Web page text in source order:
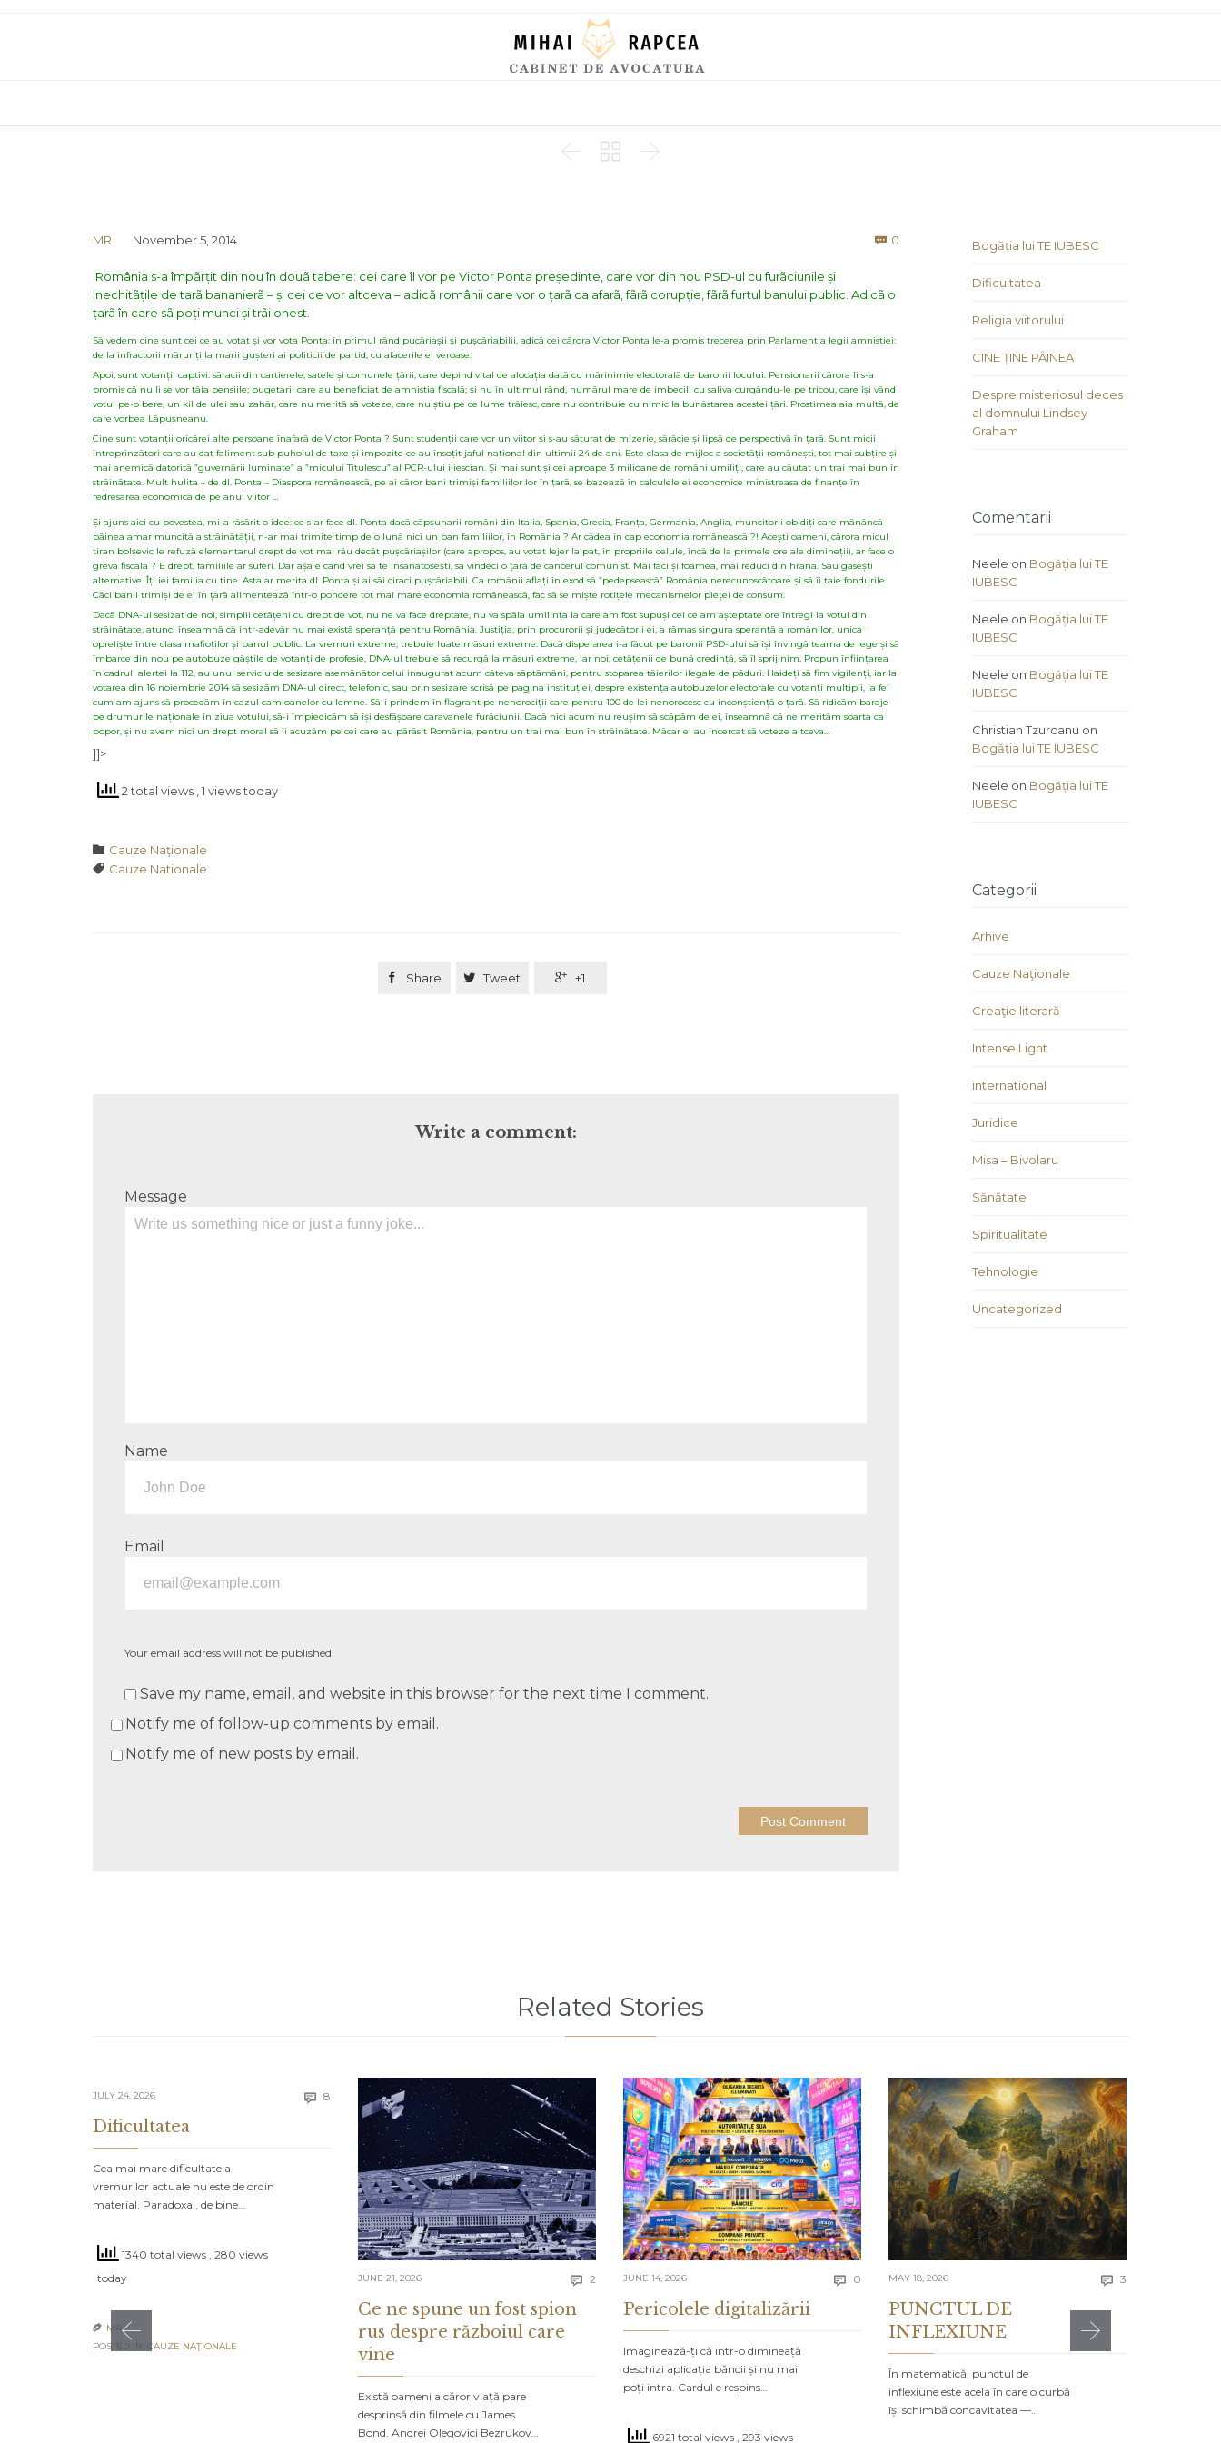
  
MR November 5, 2014  0
România s-a împãrțit din nou în douã tabere: cei care îl vor pe Victor Ponta președinte, care vor din nou PSD-ul cu furãciunile și
inechitãțile de tarã bananierã – și cei ce vor altceva – adicã românii care vor o țarã ca afarã, fãrã corupție, fãrã furtul banului public. Adicã o
țarã în care sã poți munci și trãi onest.
Sã vedem cine sunt cei ce au votat și vor vota Ponta: în primul rând pucãriașii și pușcãriabilii, adicã cei cãrora Victor Ponta le-a promis trecerea prin Parlament a legii amnistiei:
de la infractorii mãrunți la marii gușteri ai politicii de partid, cu afacerile ei veroase.
Apoi, sunt votanții captivi: sãracii din cartierele, satele și comunele țãrii, care depind vital de alocația datã cu mãrinimie electoralã de baronii locului. Pensionarii cãrora li s-a
promis cã nu li se vor tãia pensiile; bugetarii care au beneficiat de amnistia fiscalã; și nu în ultimul rând, numãrul mare de imbecili cu saliva curgându-le pe tricou, care își vând
votul pe-o bere, un kil de ulei sau zahãr, care nu meritã sã voteze, care nu știu pe ce lume trãiesc, care nu contribuie cu nimic la bunãstarea acestei țãri. Prostimea aia multã, de
care vorbea Lãpușneanu.
Cine sunt votanții oricãrei alte persoane înafarã de Victor Ponta ? Sunt studenții care vor un viitor și s-au sãturat de mizerie, sãrãcie și lipsã de perspectivã în țarã. Sunt micii
întreprinzãtori care au dat faliment sub puhoiul de taxe și impozite ce au însoțit jaful național din ultimii 24 de ani. Este clasa de mijloc a societãții românești, tot mai subțire și
mai anemicã datoritã ”guvernãrii luminate” a ”micului Titulescu” al PCR-ului iliescian. Și mai sunt și cei aproape 3 milioane de români umiliți, care au cãutat un trai mai bun în
strãinãtate. Mult hulita – de dl. Ponta – Diaspora româneascã, pe ai cãror bani trimiși familiilor lor în țarã, se bazeazã în calculele ei economice ministreasa de finanțe în
redresarea economicã de pe anul viitor …
Și ajuns aici cu povestea, mi-a rãsãrit o idee: ce s-ar face dl. Ponta dacã cãpșunarii români din Italia, Spania, Grecia, Franța, Germania, Anglia, muncitorii obidiți care mãnâncã
pâinea amar muncitã a strãinãtãții, n-ar mai trimite timp de o lunã nici un ban familiilor, în România ? Ar cãdea în cap economia româneascã ?! Acești oameni, cãrora micul
tiran bolșevic le refuzã elementarul drept de vot mai rãu decât pușcãriașilor (care apropos, au votat lejer la pat, în propriile celule, încã de la primele ore ale dimineții), ar face o
grevã fiscalã ? E drept, familiile ar suferi. Dar așa e când vrei sã te însãnãtoșești, sã vindeci o țarã de cancerul comunist. Mai faci și foamea, mai reduci din hranã. Sau gãsești
alternative. Îți iei familia cu tine. Asta ar merita dl. Ponta și ai sãi ciraci pușcãriabili. Ca românii aflați în exod sã ”pedepseascã” România nerecunoscãtoare și sã îi taie fondurile.
Cãci banii trimiși de ei în țarã alimenteazã într-o pondere tot mai mare economia româneascã, fac sã se miște rotițele mecanismelor pieței de consum.
Dacã DNA-ul sesizat de noi, simplii cetãțeni cu drept de vot, nu ne va face dreptate, nu va spãla umilința la care am fost supuși cei ce am așteptate ore întregi la votul din
strãinãtate, atunci înseamnã cã într-adevãr nu mai existã speranțã pentru România. Justiția, prin procurorii și judecãtorii ei, a rãmas singura speranțã a românilor, unica
opreliște între clasa mafioților și banul public. La vremuri extreme, trebuie luate mãsuri extreme. Dacã disperarea i-a fãcut pe baronii PSD-ului sã își învingã teama de lege și sã
îmbarce din nou pe autobuze gãștile de votanți de profesie, DNA-ul trebuie sã recurgã la mãsuri extreme, iar noi, cetãțenii de bunã credințã, sã îl sprijinim. Propun înființarea
în cadrul alertei la 112, au unui serviciu de sesizare asemãnãtor celui inaugurat acum câteva sãptãmâni, pentru stoparea tãierilor ilegale de pãduri. Haideți sã fim vigilenți, iar la
votarea din 16 noiembrie 2014 sã sesizãm DNA-ul direct, telefonic, sau prin sesizare scrisã pe pagina instituției, despre existența autobuzelor electorale cu votanți multipli, la fel
cum am ajuns sã procedãm în cazul camioanelor cu lemne. Sã-i prindem în flagrant pe nenorociții care pentru 100 de lei nenorocesc cu inconștiențã o țarã. Sã ridicãm baraje
pe drumurile naționale în ziua votului, sã-i împiedicãm sã își desfãșoare caravanele furãciunii. Dacã nici acum nu reușim sã scãpãm de ei, înseamnã cã ne meritãm soarta ca
popor, și nu avem nici un drept moral sã îi acuzãm pe cei care au pãrãsit România, pentru un trai mai bun în strãinãtate. Mãcar ei au încercat sã voteze altceva…
]]>
2 total views , 1 views today
 Category
Cauze Naţionale
 Tags
Cauze Nationale
 Share  Tweet  +1
Write a comment:
Message
Name
Email
Your email address will not be published.
Save my name, email, and website in this browser for the next time I comment.
Notify me of follow-up comments by email.
Notify me of new posts by email.
Bogăția lui TE IUBESC
Dificultatea
Religia viitorului
CINE ȚINE PÂINEA
Despre misteriosul deces
al domnului Lindsey
Graham
Comentarii
Neele on Bogăția lui TE
IUBESC
Neele on Bogăția lui TE
IUBESC
Neele on Bogăția lui TE
IUBESC
Christian Tzurcanu on
Bogăția lui TE IUBESC
Neele on Bogăția lui TE
IUBESC
Categorii
Arhive
Cauze Naţionale
Creaţie literară
Intense Light
international
Juridice
Misa – Bivolaru
Sănătate
Spiritualitate
Tehnologie
Uncategorized
Related Stories
JULY 24, 2026  8 Comments
Dificultatea
Cea mai mare dificultate a
vremurilor actuale nu este de ordin
material. Paradoxal, de bine…
1340 total views , 280 views
today
 MR
POSTED IN: CAUZE NAŢIONALE
JUNE 21, 2026  2 Comments
Ce ne spune un fost spion
rus despre războiul care
vine
Există oameni a căror viață pare
desprinsă din filmele cu James
Bond. Andrei Olegovici Bezrukov…
JUNE 14, 2026  0 Comments
Pericolele digitalizării
Imaginează-ți că într-o dimineață
deschizi aplicația băncii și nu mai
poți intra. Cardul e respins…
6921 total views , 293 views
MAY 18, 2026  3
PUNCTUL DE
INFLEXIUNE
În matematică, punctul de
inflexiune este acela în care o curbă
își schimbă concavitatea —…